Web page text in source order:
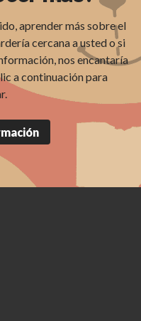
aprender más sobre el
cercana a usted o si
nos encantaría
a continuación para